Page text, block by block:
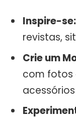
Inspire-se:
revistas,
Crie um
com fotos